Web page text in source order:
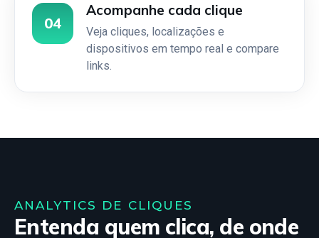
04
Acompanhe cada clique
Veja cliques, localizações e
dispositivos em tempo real e compare
links.
ANALYTICS DE CLIQUES
Entenda quem clica, de onde